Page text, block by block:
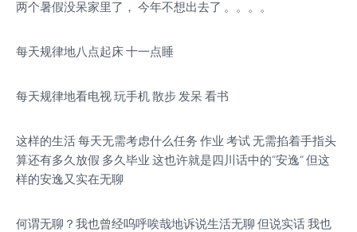
两个暑假没呆家里了， 今年不想出去了 。。。。
每天规律地八点起床 十一点睡
每天规律地看电视 玩手机 散步 发呆 看书
这样的生活 每天无需考虑什么任务 作业 考试 无需掐着手指头
算还有多久放假 多久毕业 这也许就是四川话中的“安逸“ 但这
样的安逸又实在无聊
何谓无聊？我也曾经呜呼唉哉地诉说生活无聊 但说实话 我也